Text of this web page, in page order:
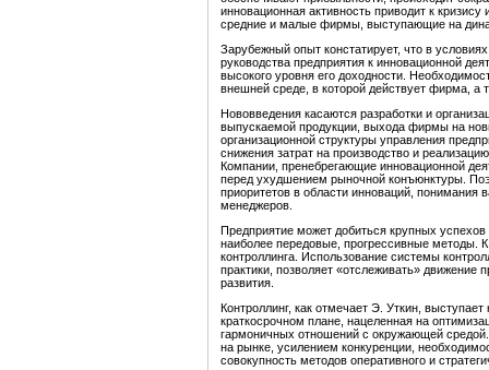
инновационная активность приводит к
средние и малые фирмы, выступающие на
Зарубежный опыт констатирует, что в
руководства предприятия к инновационной
высокого уровня его доходности.
внешней среде, в которой действует фирма, а
Нововведения касаются разработки и
выпускаемой продукции, выхода фирмы на
организационной структуры управления
снижения затрат на производство и
Компании, пренебрегающие инновационной
перед ухудшением рыночной конъюнктуры.
приоритетов в области инноваций, понимания
менеджеров.
Предприятие может добиться крупных
наиболее передовые, прогрессивные методы.
контроллинга. Использование системы
практики, позволяет «отслеживать» движение
развития.
Контроллинг, как отмечает Э. Уткин,
краткосрочном плане, нацеленная на
гармоничных отношений с окружающей
на рынке, усилением конкуренции,
совокупность методов оперативного и